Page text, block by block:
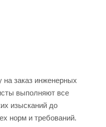
на заказ инженерных
выполняют все
изысканий до
норм и требований.